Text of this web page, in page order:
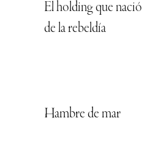
El holding que nació
de la rebeldía
Hambre de mar